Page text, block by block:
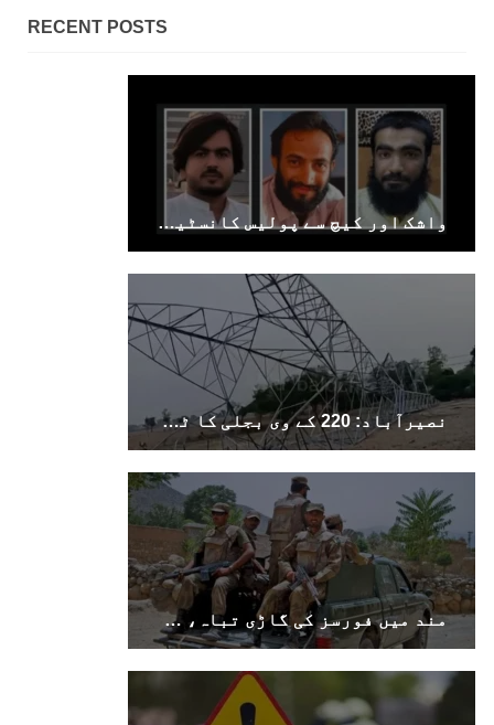
RECENT POSTS
واشک اور کیچ سے پولیس کانسٹیبل سمیت 2 نوجوان جبری لاپتہ، خاران سے ایک سال بعد نوجوان بازیاب
نصیرآباد: 220 کے وی بجلی کا ٹاور دھماکے سے تباہ، مختلف علاقوں کی بجلی معطل
مند میں فورسز کی گاڑی تباہ، سوراب میں کوئٹہ–کراچی شاہراہ کا پل دھماکے سے تباہ